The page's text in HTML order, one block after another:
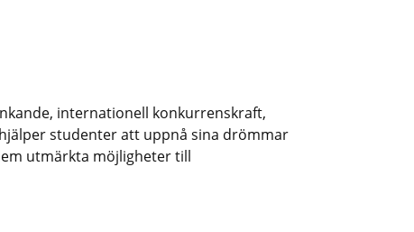
internationell konkurrenskraft,
studenter att uppnå sina drömmar
utmärkta möjligheter till